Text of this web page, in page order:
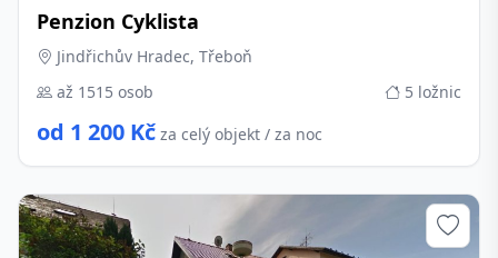
Penzion Cyklista
Jindřichův Hradec, Třeboň
až 1515 osob
5 ložnic
od 1 200 Kč za celý objekt / za noc